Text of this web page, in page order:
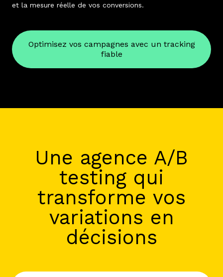
et la mesure réelle de vos conversions.
Optimisez vos campagnes avec un tracking
fiable
Une agence A/B
testing qui
transforme vos
variations en
décisions